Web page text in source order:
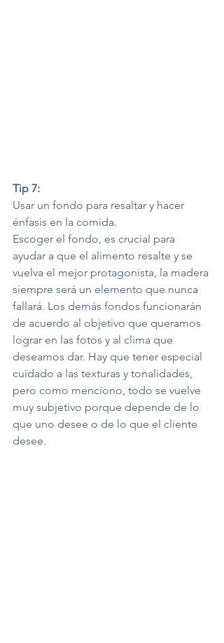
Tip 7:
Usar un fondo para resaltar y hacer
énfasis en la comida.
Escoger el fondo, es crucial para
ayudar a que el alimento resalte y se
vuelva el mejor protagonista, la madera
siempre será un elemento que nunca
fallará. Los demás fondos funcionarán
de acuerdo al objetivo que queramos
lograr en las fotos y al clima que
deseamos dar. Hay que tener especial
cuidado a las texturas y tonalidades,
pero como menciono, todo se vuelve
muy subjetivo porque depende de lo
que uno desee o de lo que el cliente
desee.